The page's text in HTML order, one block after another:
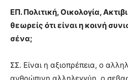
ΕΠ. Πολιτική, Οικολογία,
θεωρείς ότι είναι η κοινή
σένα;
ΣΣ. Είναι η αξιοπρέπεια, ο